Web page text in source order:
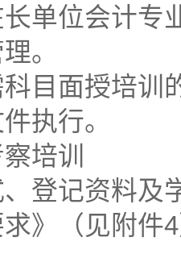
单位会计专
。
目面授培训
执行。
培训
登记资料及
》（见附件